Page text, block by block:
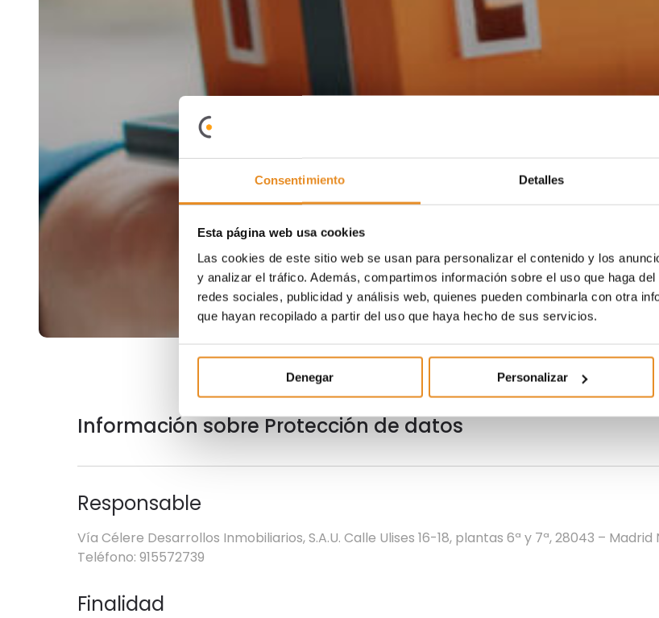
Consentimiento Detalles
Esta página web usa cookies
Las cookies de este sitio web se usan para personalizar el contenido y los
y analizar el tráfico. Además, compartimos información sobre el uso que haga
redes sociales, publicidad y análisis web, quienes pueden combinarla con otra
que hayan recopilado a partir del uso que haya hecho de sus servicios.
Denegar Personalizar
Información sobre Protección de datos
Responsable
Vía Célere Desarrollos Inmobiliarios, S.A.U. Calle Ulises 16-18, plantas 6ª y 7ª, 28043 – Madrid
Teléfono: 915572739
Finalidad